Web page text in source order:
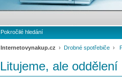
Internetovynakup.cz › Drobné spotřebiče ›
Litujeme, ale oddělení
Pokročilé hledání